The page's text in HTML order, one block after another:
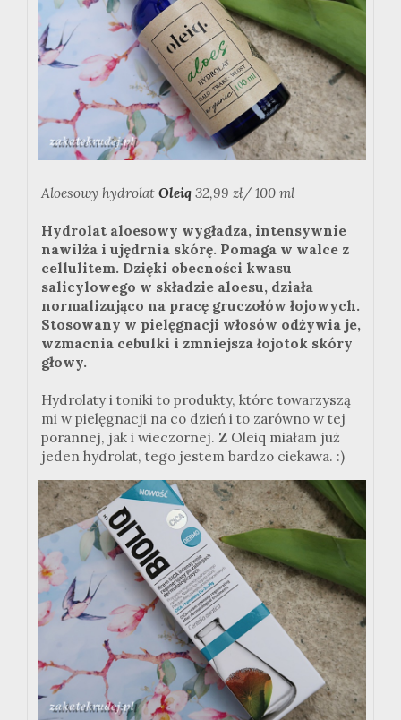
Aloesowy hydrolat Oleiq 32,99 zł/ 100 ml
Hydrolat aloesowy wygładza, intensywnie
nawilża i ujędrnia skórę. Pomaga w walce z
cellulitem. Dzięki obecności kwasu
salicylowego w składzie aloesu, działa
normalizująco na pracę gruczołów łojowych.
Stosowany w pielęgnacji włosów odżywia je,
wzmacnia cebulki i zmniejsza łojotok skóry
głowy.
Hydrolaty i toniki to produkty, które towarzyszą
mi w pielęgnacji na co dzień i to zarówno w tej
porannej, jak i wieczornej. Z Oleiq miałam już
jeden hydrolat, tego jestem bardzo ciekawa. :)